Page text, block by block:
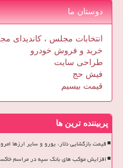
دوستان ما
انتخابات مجلس ، کاندیدای
خرید و فروش خودرو
طراحی سایت
فیش حج
قیمت بیسیم
پربیننده ترین ها
قیمت بازگشایی دلار، یورو و سایر ارزها امروز ۱۳ خرداد ۱۴۰۵ بهمراه
افزایش موکب های بانک سپه در مراسم